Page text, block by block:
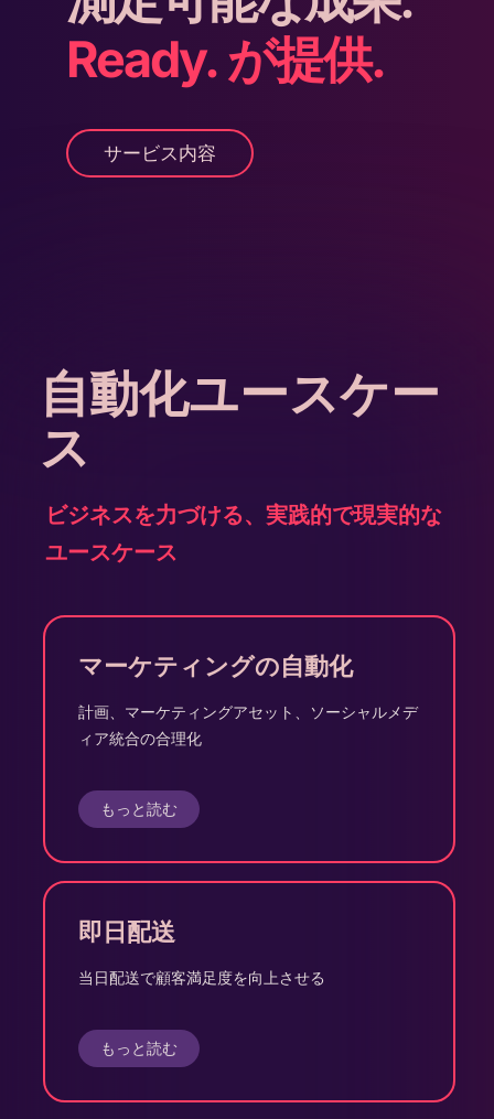
Ready. が提供.
サービス内容
自動化ユースケー
ス
ビジネスを力づける、実践的で現実的な
ユースケース
マーケティングの自動化
計画、マーケティングアセット、ソーシャルメデ
ィア統合の合理化
もっと読む
即日配送
当日配送で顧客満足度を向上させる
もっと読む